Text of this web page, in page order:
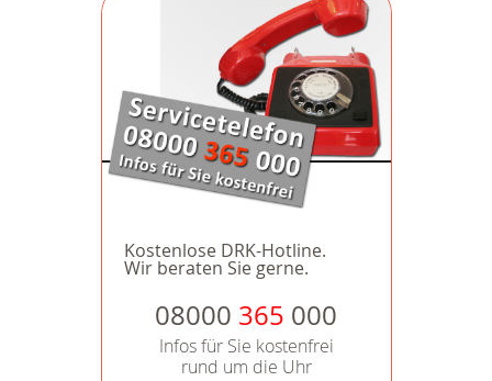
Kostenlose DRK-Hotline.
Wir beraten Sie gerne.
08000 365 000
Infos für Sie kostenfrei
rund um die Uhr